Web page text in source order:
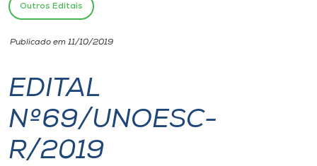
Unoesc
Internacionalização
I.nova
Outros Editais
Publicado em 11/10/2019
EDITAL
Nº69/UNOESC-
R/2019